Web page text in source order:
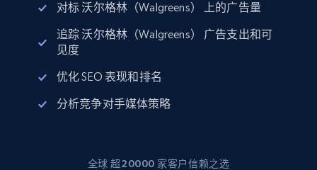
对标 沃尔格林（Walgreens） 上的广告量
追踪 沃尔格林（Walgreens） 广告支出和可
见度
优化 SEO 表现和排名
分析竞争对手媒体策略
全球 超20000 家客户信赖之选